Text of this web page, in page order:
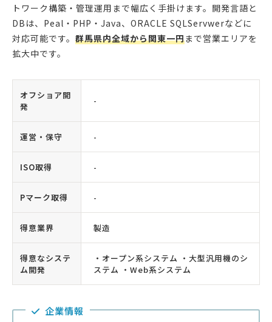
トワーク構築・管理運用まで幅広く手掛けます。開発言語と
DBは、Peal・PHP・Java、ORACLE SQLServwerなどに
対応可能です。 群馬県内全域から関東一円まで営業エリアを
拡大中です。
オフショア開
発
-
運営・保守 -
ISO取得 -
Pマーク取得 -
得意業界 製造
得意なシステ
ム開発
・オープン系システム ・大型汎用機のシ
ステム ・Web系システム
企業情報